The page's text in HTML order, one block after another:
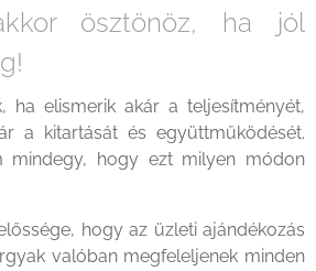
ösztönöz, ha jól
ha elismerik akár a teljesítményét,
a kitartását és együttműködését.
mindegy, hogy ezt milyen módon
hogy az üzleti ajándékozás
valóban megfeleljenek minden